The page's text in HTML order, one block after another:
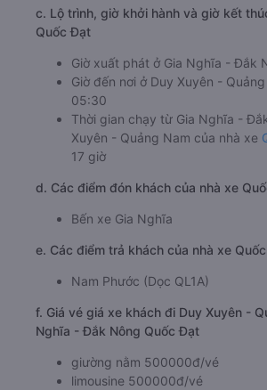
c. Lộ trình, giờ khởi hành và giờ kết
Quốc Đạt
Giờ xuất phát ở Gia Nghĩa - Đắk
Giờ đến nơi ở Duy Xuyên -
05:30
Thời gian chạy từ Gia Nghĩa -
Xuyên - Quảng Nam của nhà xe
17 giờ
d. Các điểm đón khách của nhà xe
Bến xe Gia Nghĩa
e. Các điểm trả khách của nhà xe
Nam Phước (Dọc QL1A)
f. Giá vé giá xe khách đi Duy Xuyên -
Nghĩa - Đắk Nông Quốc Đạt
giường nằm 500000đ/vé
limousine 500000đ/vé